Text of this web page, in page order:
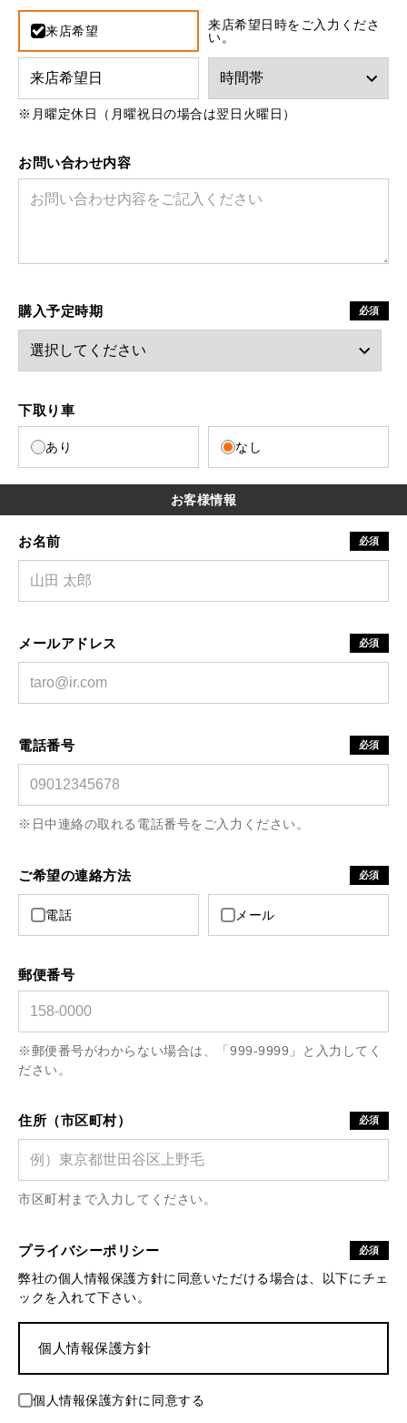
お問い合わせ
iR TECH FACTORY
来店希望
来店希望日時をご入力くださ
い。
※月曜定休日（月曜祝日の場合は翌日火曜日）
お問い合わせ内容
購入予定時期 必須
下取り車
あり なし
お客様情報
お名前 必須
メールアドレス 必須
電話番号 必須
※日中連絡の取れる電話番号をご入力ください。
ご希望の連絡方法 必須
電話 メール
郵便番号
※郵便番号がわからない場合は、「999-9999」と入力してく
ださい。
住所（市区町村） 必須
市区町村まで入力してください。
プライバシーポリシー 必須
弊社の個人情報保護方針に同意いただける場合は、以下にチェ
ックを入れて下さい。
個人情報保護方針
個人情報保護方針に同意する